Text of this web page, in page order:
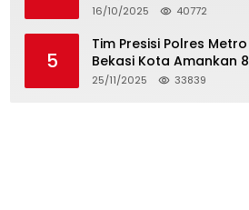
Bersama Organisasi
16/10/2025 40772
5
Tim Presisi Polres Metro
Bekasi Kota Amankan 8
Remaja Diduga Hendak
25/11/2025 33839